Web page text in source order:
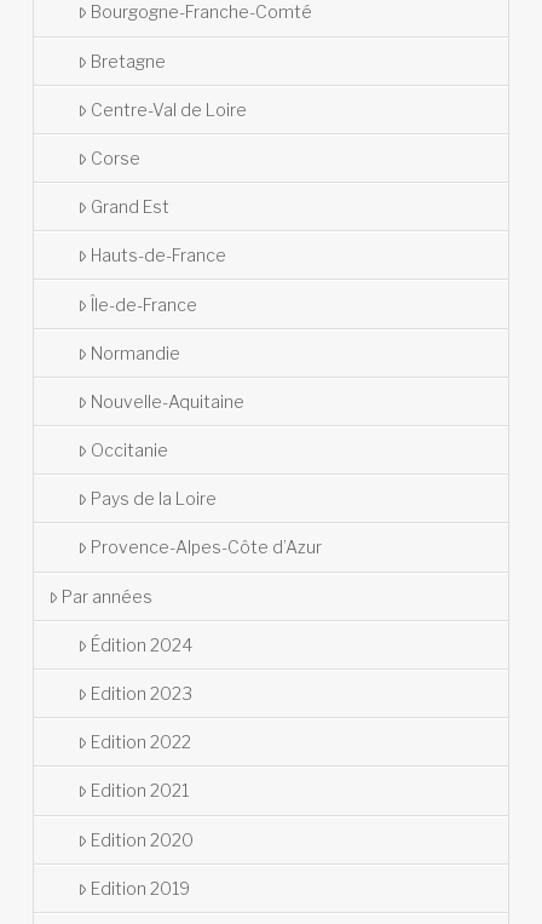
Bourgogne-Franche-Comté
Bretagne
Centre-Val de Loire
Corse
Grand Est
Hauts-de-France
Île-de-France
Normandie
Nouvelle-Aquitaine
Occitanie
Pays de la Loire
Provence-Alpes-Côte d’Azur
Par années
Édition 2024
Edition 2023
Edition 2022
Edition 2021
Edition 2020
Edition 2019